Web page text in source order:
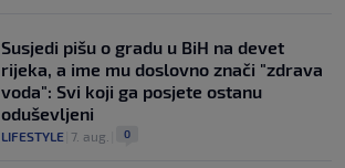
Susjedi pišu o gradu u BiH na devet
rijeka, a ime mu doslovno znači "zdrava
voda": Svi koji ga posjete ostanu
oduševljeni
LIFESTYLE 7. aug. 0